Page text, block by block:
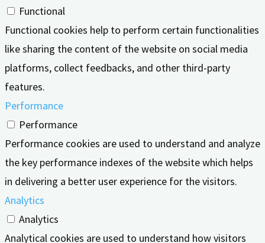
Functional
Functional cookies help to perform certain functionalities
like sharing the content of the website on social media
platforms, collect feedbacks, and other third-party
features.
Performance
Performance
Performance cookies are used to understand and analyze
the key performance indexes of the website which helps
in delivering a better user experience for the visitors.
Analytics
Analytics
Analytical cookies are used to understand how visitors